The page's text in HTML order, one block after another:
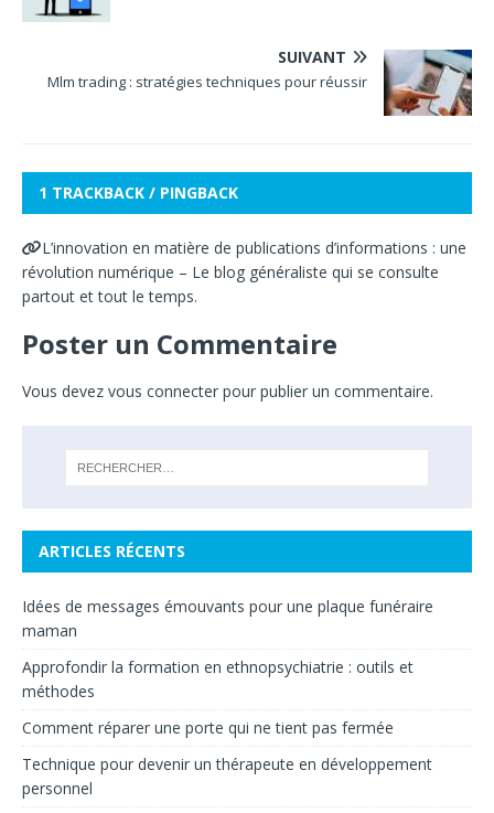
SUIVANT
Mlm trading : stratégies techniques pour réussir
1 TRACKBACK / PINGBACK
L’innovation en matière de publications d’informations : une
révolution numérique – Le blog généraliste qui se consulte
partout et tout le temps.
Poster un Commentaire
Vous devez vous connecter pour publier un commentaire.
ARTICLES RÉCENTS
Idées de messages émouvants pour une plaque funéraire
maman
Approfondir la formation en ethnopsychiatrie : outils et
méthodes
Comment réparer une porte qui ne tient pas fermée
Technique pour devenir un thérapeute en développement
personnel